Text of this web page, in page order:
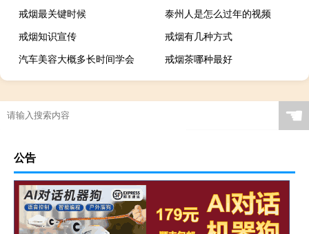
戒烟最关键时候
泰州人是怎么过年的视频
戒烟知识宣传
戒烟有几种方式
汽车美容大概多长时间学会
戒烟茶哪种最好
☚
公告